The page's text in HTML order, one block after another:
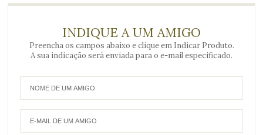
INDIQUE A UM AMIGO
Preencha os campos abaixo e clique em Indicar Produto.
A sua indicação será enviada para o e-mail especificado.